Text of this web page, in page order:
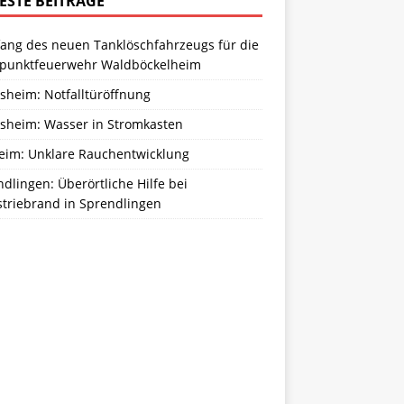
des neuen Tanklöschfahrzeugs für die
Waldböckelheim
Notfalltüröffnung
Wasser in Stromkasten
Unklare Rauchentwicklung
Überörtliche Hilfe bei
in Sprendlingen